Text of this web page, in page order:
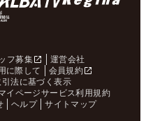
フ募集
運営会社
に際して
会員規約
法に基づく表示
イページサービス利用規約
ヘルプ サイトマップ